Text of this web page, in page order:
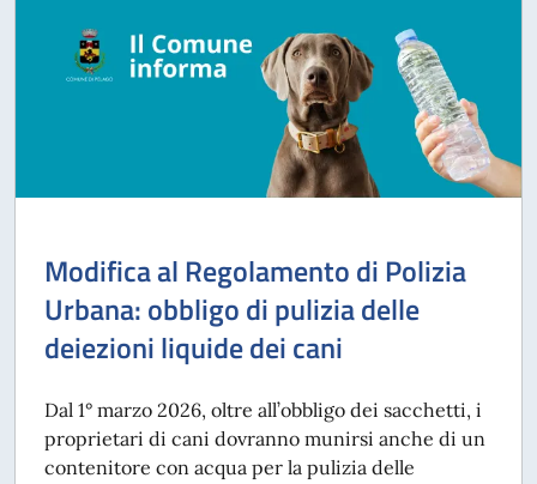
Modifica al Regolamento di Polizia
Urbana: obbligo di pulizia delle
deiezioni liquide dei cani
Dal 1° marzo 2026, oltre all’obbligo dei sacchetti, i
proprietari di cani dovranno munirsi anche di un
contenitore con acqua per la pulizia delle